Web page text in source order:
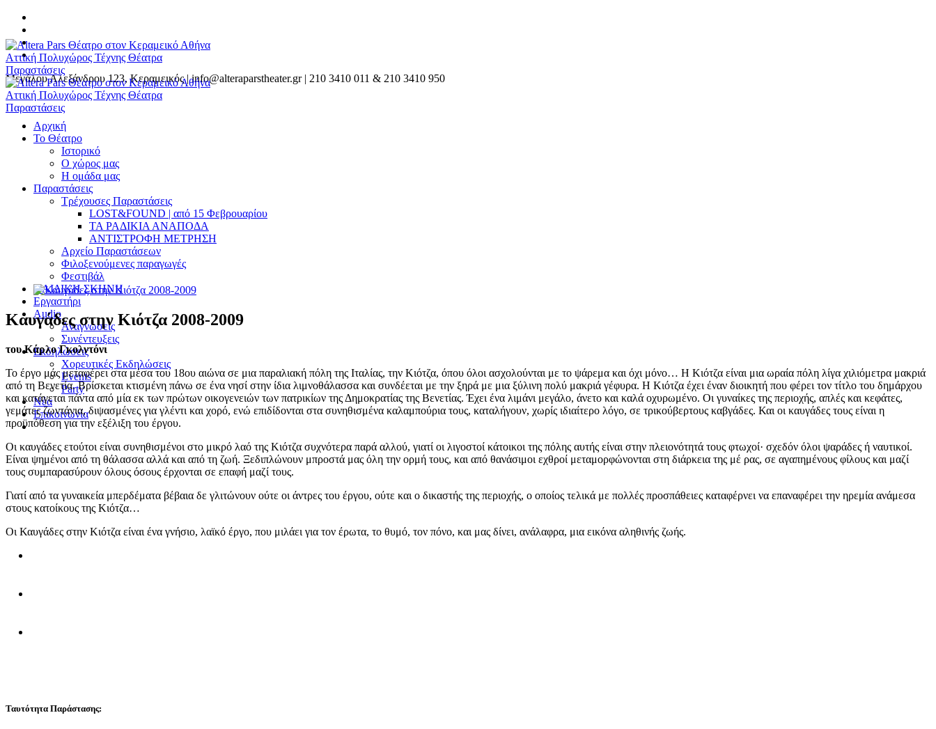
Μεγάλου Αλεξάνδρου 123, Κεραμεικός | info@alteraparstheater.gr | 210 3410 011 & 210 3410 950
Αρχική
Το Θέατρο
Ιστορικό
Ο χώρος μας
Η ομάδα μας
Παραστάσεις
Τρέχουσες Παραστάσεις
LOST&FOUND | από 15 Φεβρουαρίου
ΤΑ ΡΑΔΙΚΙΑ ΑΝΑΠΟΔΑ
ΑΝΤΙΣΤΡΟΦΗ ΜΕΤΡΗΣΗ
Αρχείο Παραστάσεων
Φιλοξενούμενες παραγωγές
Φεστιβάλ
ΠΑΙΔΙΚΗ ΣΚΗΝΗ
Εργαστήρι
Audio
Αναγνώσεις
Συνέντευξεις
Εκδηλώσεις
Χορευτικές Εκδηλώσεις
Εvents
Party
Nέα
Επικοινωνία
Καυγάδες στην Κιότζα 2008-2009
του Κάρλο Γκολντόνι
Το έργο μάς μεταφέρει στα μέσα του 18ου αιώνα σε μια παραλιακή πόλη της Ιταλίας, την Κιότζα, όπου όλοι ασχολούνται με το ψάρεμα και όχι μόνο… Η Κιότζα είναι μια ωραία πόλη λίγα χιλιόμετρα μακριά
από τη Βενετία. Βρίσκεται κτισμένη πάνω σε ένα νησί στην ίδια λιμνοθάλασσα και συνδέεται με την ξηρά με μια ξύλινη πολύ μακριά γέφυρα. Η Κιότζα έχει έναν διοικητή που φέρει τον τίτλο του δημάρχου
και κατάγεται πάντα από μία εκ των πρώτων οικογενειών των πατρικίων της Δημοκρατίας της Βενετίας. Έχει ένα λιμάνι μεγάλο, άνετο και καλά οχυρωμένο. Οι γυναίκες της περιοχής, απλές και κεφάτες,
γεμάτες ζωντάνια, διψασμένες για γλέντι και χορό, ενώ επιδίδονται στα συνηθισμένα καλαμπούρια τους, καταλήγουν, χωρίς ιδιαίτερο λόγο, σε τρικούβερτους καβγάδες. Και οι καυγάδες τους είναι η
προϋπόθεση για την εξέλιξη του έργου.
Οι καυγάδες ετούτοι είναι συνηθισμένοι στο μικρό λαό της Κιότζα συχνότερα παρά αλλού, γιατί οι λιγοστοί κάτοικοι της πόλης αυτής είναι στην πλειονότητά τους φτωχοί· σχεδόν όλοι ψαράδες ή ναυτικοί.
Είναι ψημένοι από τη θάλασσα αλλά και από τη ζωή. Ξεδιπλώνουν μπροστά μας όλη την ορμή τους, και από θανάσιμοι εχθροί μεταμορφώνονται στη διάρκεια της μέ ρας, σε αγαπημένους φίλους και μαζί
τους συμπαρασύρουν όλους όσους έρχονται σε επαφή μαζί τους.
Γιατί από τα γυναικεία μπερδέματα βέβαια δε γλιτώνουν ούτε οι άντρες του έργου, ούτε και ο δικαστής της περιοχής, ο οποίος τελικά με πολλές προσπάθειες καταφέρνει να επαναφέρει την ηρεμία ανάμεσα
στους κατοίκους της Κιότζα…
Οι Καυγάδες στην Κιότζα είναι ένα γνήσιο, λαϊκό έργο, που μιλάει για τον έρωτα, το θυμό, τον πόνο, και μας δίνει, ανάλαφρα, μια εικόνα αληθινής ζωής.
Ταυτότητα Παράστασης: